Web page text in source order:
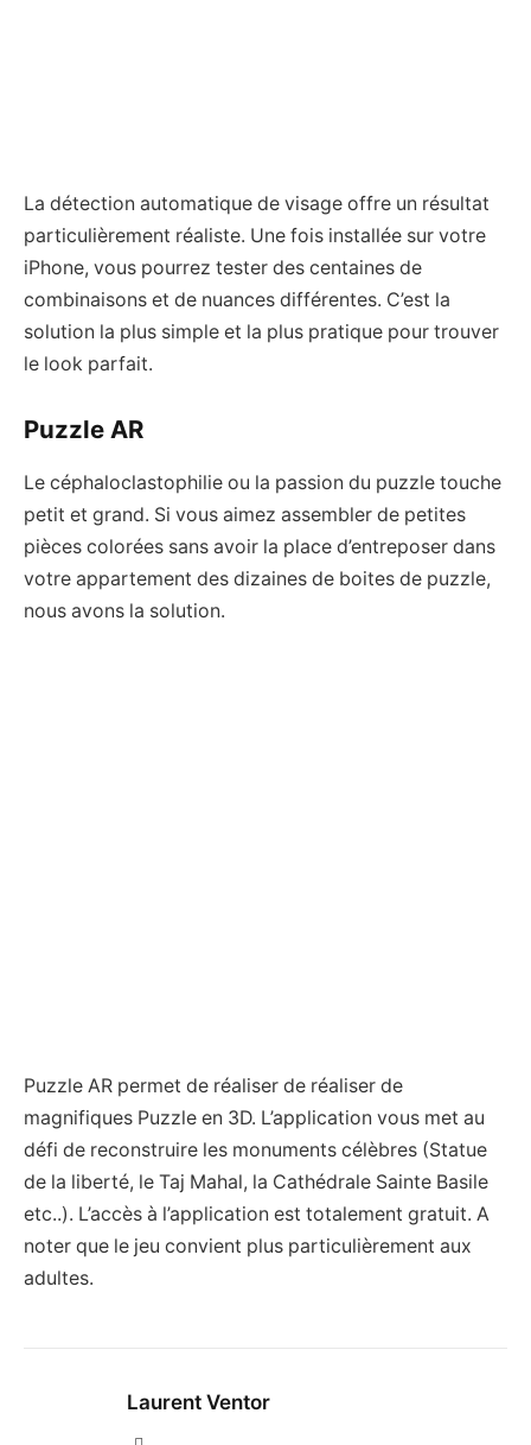
La détection automatique de visage offre un résultat
particulièrement réaliste. Une fois installée sur votre
iPhone, vous pourrez tester des centaines de
combinaisons et de nuances différentes. C’est la
solution la plus simple et la plus pratique pour trouver
le look parfait.
Puzzle AR
Le céphaloclastophilie ou la passion du puzzle touche
petit et grand. Si vous aimez assembler de petites
pièces colorées sans avoir la place d’entreposer dans
votre appartement des dizaines de boites de puzzle,
nous avons la solution.
Puzzle AR permet de réaliser de réaliser de
magnifiques Puzzle en 3D. L’application vous met au
défi de reconstruire les monuments célèbres (Statue
de la liberté, le Taj Mahal, la Cathédrale Sainte Basile
etc..). L’accès à l’application est totalement gratuit. A
noter que le jeu convient plus particulièrement aux
adultes.
Laurent Ventor